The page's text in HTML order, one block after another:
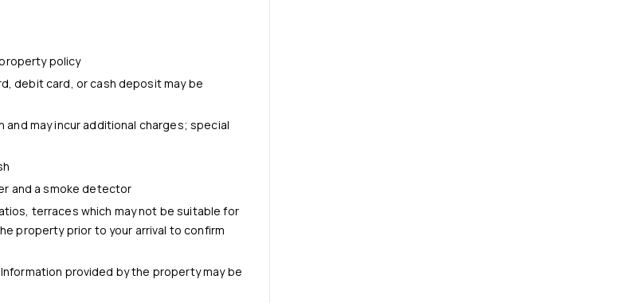
policy
debit card, or cash deposit may be
may incur additional charges; special
and a smoke detector
terraces which may not be suitable for
property prior to your arrival to confirm
provided by the property may be